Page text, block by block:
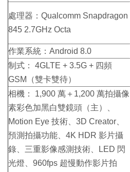
處理器：Qualcomm Snapdragon
845 2.7GHz Octa
作業系統：Android 8.0
制式： 4GLTE + 3.5G + 四頻
GSM（雙卡雙待）
相機： 1,900 萬＋1,200 萬拍攝像
素彩色加黑白雙鏡頭（主）、
Motion Eye 技術、3D Creator、
預測拍攝功能、4K HDR 影片攝
錄、三重影像感測技術、LED 閃
光燈、960fps 超慢動作影片拍